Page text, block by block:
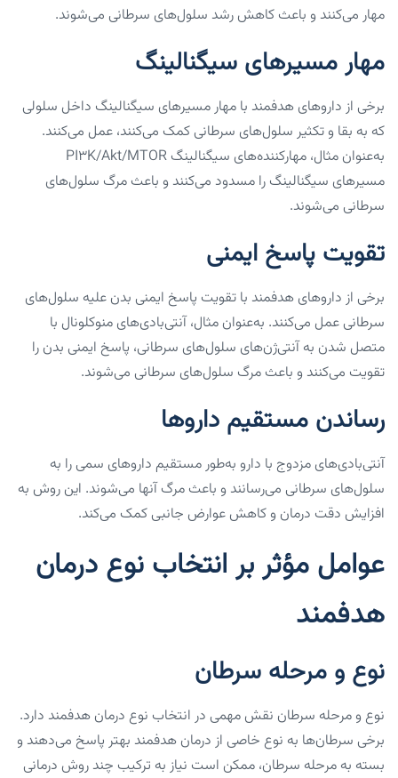
مهار می‌کنند و باعث کاهش رشد سلول‌های سرطانی می‌شوند.
مهار مسیرهای سیگنالینگ
برخی از داروهای هدفمند با مهار مسیرهای سیگنالینگ داخل سلولی
که به بقا و تکثیر سلول‌های سرطانی کمک می‌کنند، عمل می‌کنند.
به‌عنوان مثال، مهارکننده‌های سیگنالینگ PI3K/Akt/mTOR
مسیرهای سیگنالینگ را مسدود می‌کنند و باعث مرگ سلول‌های
سرطانی می‌شوند.
تقویت پاسخ ایمنی
برخی از داروهای هدفمند با تقویت پاسخ ایمنی بدن علیه سلول‌های
سرطانی عمل می‌کنند. به‌عنوان مثال، آنتی‌بادی‌های منوکلونال با
متصل شدن به آنتی‌ژن‌های سلول‌های سرطانی، پاسخ ایمنی بدن را
تقویت می‌کنند و باعث مرگ سلول‌های سرطانی می‌شوند.
رساندن مستقیم داروها
آنتی‌بادی‌های مزدوج با دارو به‌طور مستقیم داروهای سمی را به
سلول‌های سرطانی می‌رسانند و باعث مرگ آنها می‌شوند. این روش به
افزایش دقت درمان و کاهش عوارض جانبی کمک می‌کند.
عوامل مؤثر بر انتخاب نوع درمان
هدفمند
نوع و مرحله سرطان
نوع و مرحله سرطان نقش مهمی در انتخاب نوع درمان هدفمند دارد.
برخی سرطان‌ها به نوع خاصی از درمان هدفمند بهتر پاسخ می‌دهند و
بسته به مرحله سرطان، ممکن است نیاز به ترکیب چند روش درمانی